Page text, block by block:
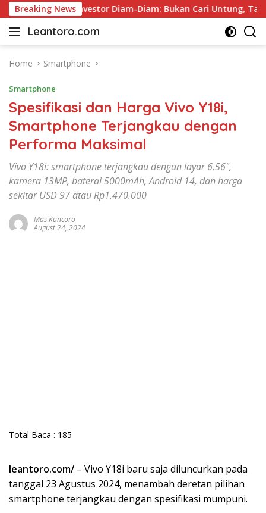
Skip
to
content
Breaking News
Rahasia Investor Diam-Diam: Bukan Cari Untung, Tapi
Leantoro.com
Jasa
Artikel,
dan
Digital
Marketing
–
Ciptakan
Membangun
Citra
Home Smartphone
Smartphone
Spesifikasi dan Harga Vivo Y18i,
Smartphone Terjangkau dengan
Performa Maksimal
Vivo Y18i: smartphone terjangkau dengan layar 6,56",
kamera 13MP, baterai 5000mAh, Android 14, dan harga
sekitar USD 97 atau Rp1.470.000
Mas Kuncoro
August 24, 2024
Total Baca : 185
leantoro.com/ – Vivo Y18i baru saja diluncurkan pada
tanggal 23 Agustus 2024, menambah deretan pilihan
smartphone terjangkau dengan spesifikasi mumpuni.